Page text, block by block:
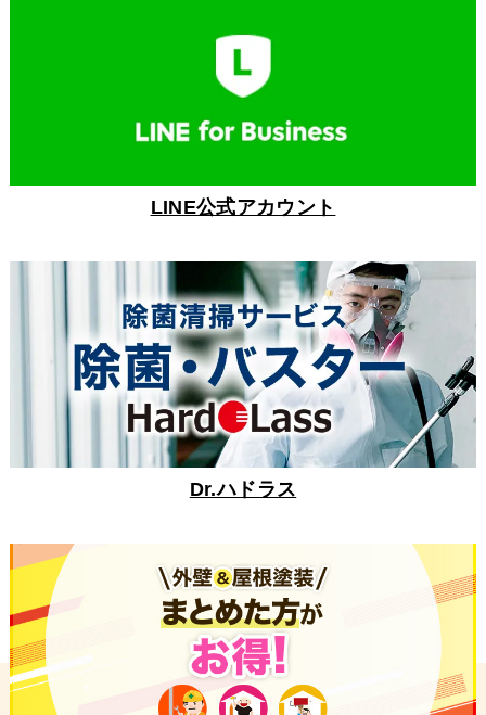
LINE公式アカウント
Dr.ハドラス